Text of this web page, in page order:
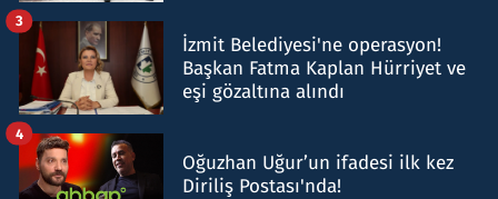
İzmit Belediyesi'ne operasyon!
Başkan Fatma Kaplan Hürriyet ve
eşi gözaltına alındı
3
Oğuzhan Uğur’un ifadesi ilk kez
Diriliş Postası'nda!
4